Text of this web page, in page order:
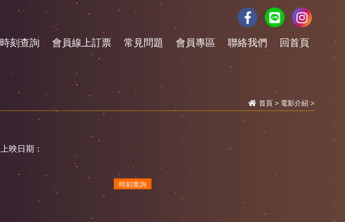
時刻查詢 會員線上訂票 常見問題 會員專區 聯絡我們 回首頁
首頁 > 電影介紹 >
上映日期：
時刻查詢